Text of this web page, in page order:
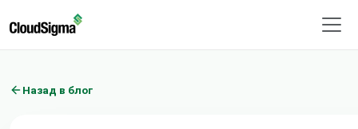
Назад в блог